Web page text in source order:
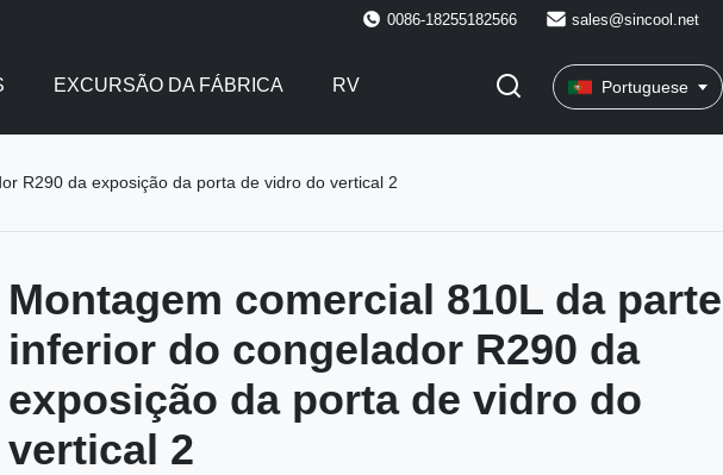
0086-18255182566 sales@sincool.net
EXCURSÃO DA FÁBRICA RV Portuguese
R290 da exposição da porta de vidro do vertical 2
Montagem comercial 810L da parte
inferior do congelador R290 da
exposição da porta de vidro do
vertical 2